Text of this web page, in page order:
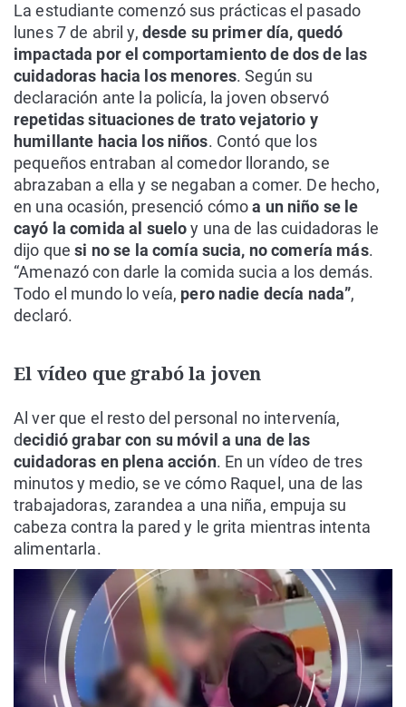
La estudiante comenzó sus prácticas el pasado
lunes 7 de abril y, desde su primer día, quedó
impactada por el comportamiento de dos de las
cuidadoras hacia los menores. Según su
declaración ante la policía, la joven observó
repetidas situaciones de trato vejatorio y
humillante hacia los niños. Contó que los
pequeños entraban al comedor llorando, se
abrazaban a ella y se negaban a comer. De hecho,
en una ocasión, presenció cómoa un niño se le
cayó la comida al sueloy una de las cuidadoras le
dijo que si no se la comía sucia, no comería más.
“Amenazó con darle la comida sucia a los demás.
Todo el mundo lo veía, pero nadie decía nada”,
declaró.
El vídeo que grabó la joven
Al ver que el resto del personal no intervenía,
decidió grabar con su móvil a una de las
cuidadoras en plena acción. En un vídeo de tres
minutos y medio, se ve cómo Raquel, una de las
trabajadoras, zarandea a una niña, empuja su
cabeza contra la pared y le grita mientras intenta
alimentarla.